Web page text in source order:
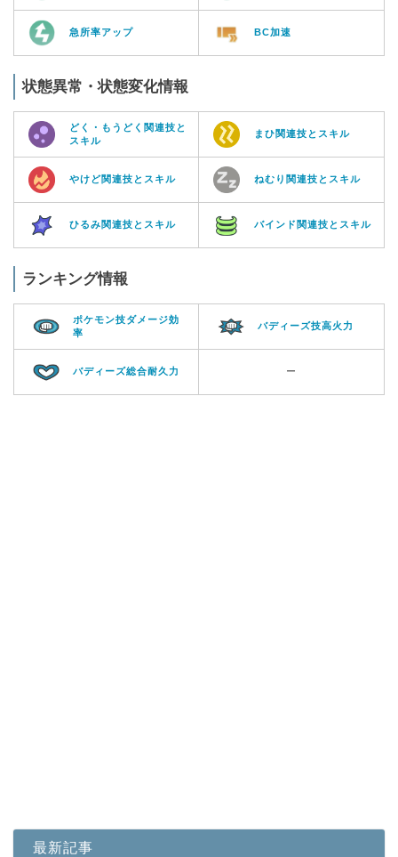
急所率アップ BC加速
状態異常・状態変化情報
どく・もうどく関連技と
スキル
まひ関連技とスキル
やけど関連技とスキル ねむり関連技とスキル
ひるみ関連技とスキル バインド関連技とスキル
ランキング情報
ポケモン技ダメージ効
率
バディーズ技高火力
バディーズ総合耐久力 ー
最新記事